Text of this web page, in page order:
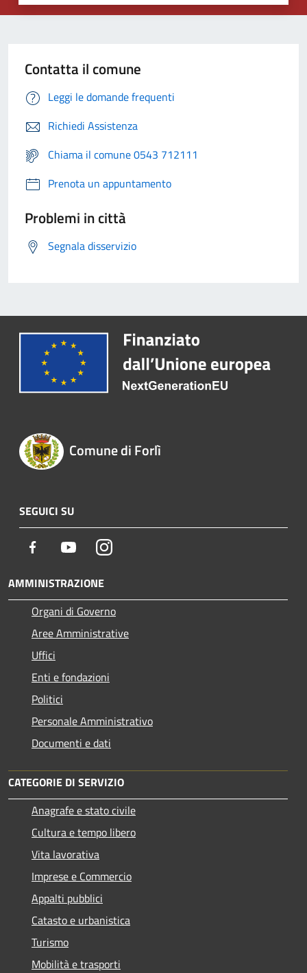
Contatta il comune
Leggi le domande frequenti
Richiedi Assistenza
Chiama il comune 0543 712111
Prenota un appuntamento
Problemi in città
Segnala disservizio
Comune di Forlì
SEGUICI SU
Facebook YoutubeInstagram
AMMINISTRAZIONE
Organi di Governo
Aree Amministrative
Uffici
Enti e fondazioni
Politici
Personale Amministrativo
Documenti e dati
CATEGORIE DI SERVIZIO
Anagrafe e stato civile
Cultura e tempo libero
Vita lavorativa
Imprese e Commercio
Appalti pubblici
Catasto e urbanistica
Turismo
Mobilità e trasporti